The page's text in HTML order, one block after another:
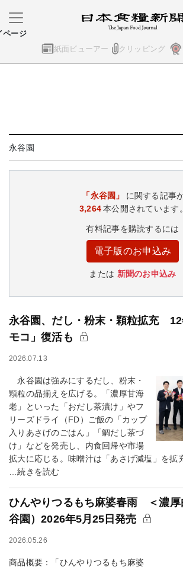
紙面ビューアー クリッピング
ページ
永谷園
「永谷園」
に関する記事
3,264本公開されています。
有料記事を購読するには
電子版のお申込み
または 新聞のお申込み
永谷園、だし・粉末・顆粒拡充 12
モコ」復活も
2026.07.13
永谷園は強みにするだし、粉末・
顆粒の品揃えを広げる。「濃厚甘海
老」といった「おだし茶漬け」やフ
リーズドライ（FD）ご飯の「カップ
入りあさげのごはん」「鯛だし茶づ
け」などを発売し、内食回帰や市場
拡大に応じる。味噌汁は「あさげ減塩」を拡
…続きを読む
ひんやりつるもち麻婆春雨 ＜濃厚
谷園）2026年5月25日発売
2026.05.26
商品概要：「ひんやりつるもち麻婆